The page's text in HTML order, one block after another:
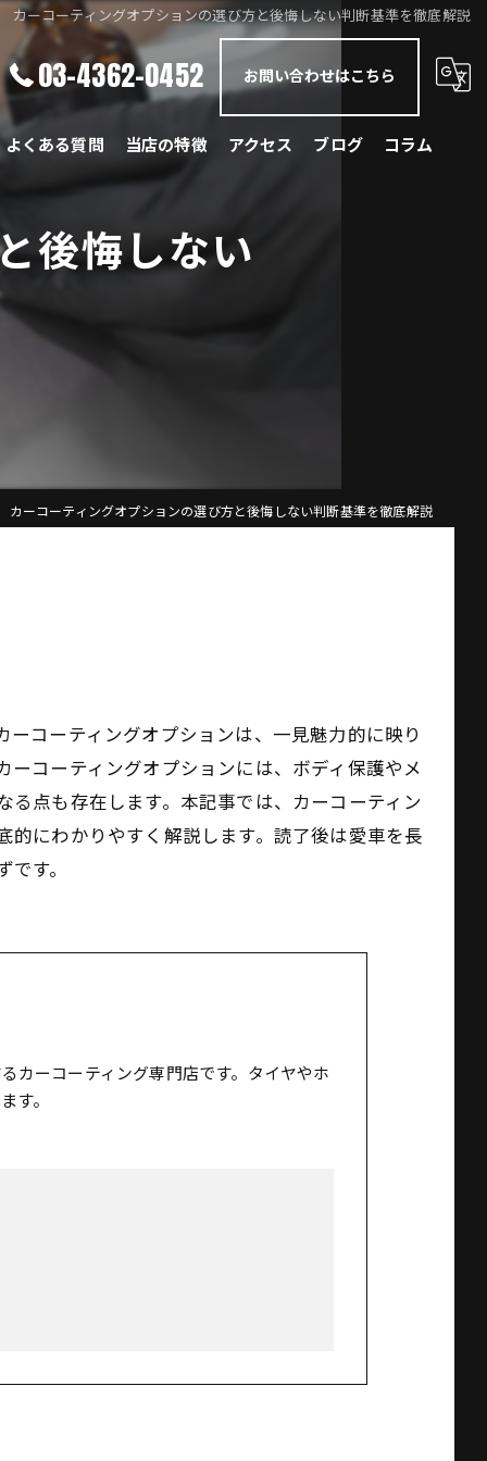
カーコーティングオプションの選び方と後悔しない判断基準を徹底解説
03-4362-0452 お問い合わせはこちら
よくある質問 当店の特徴
BMW
アクセス ブログ コラム
後悔しない
カーコーティングオプションの選び方と後悔しない判断基準を徹底解説
コーティングオプションは、一見魅力的に映り
コーティングオプションには、ボディ保護やメ
点も存在します。本記事では、カーコーティン
にわかりやすく解説します。読了後は愛車を長
す。
カーコーティング専門店です。タイヤやホ
す。